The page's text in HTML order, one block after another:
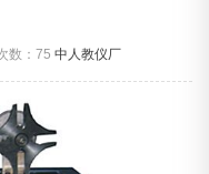
数：75中人教仪厂